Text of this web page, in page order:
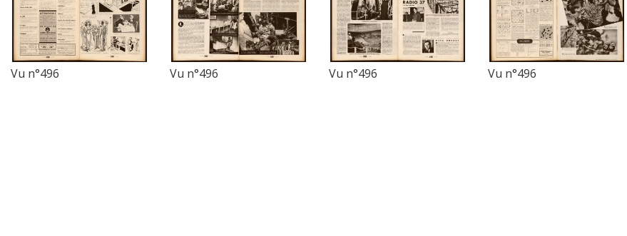
Vu n°496 Vu n°496 Vu n°496 Vu n°496